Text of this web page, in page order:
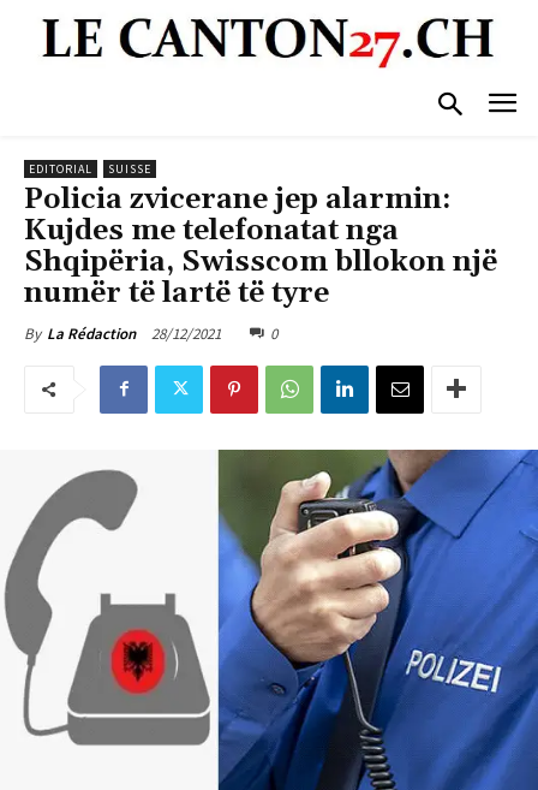
EDITORIAL SUISSE
Policia zvicerane jep alarmin:
Kujdes me telefonatat nga
Shqipëria, Swisscom bllokon një
numër të lartë të tyre
By La Rédaction 28/12/2021 0